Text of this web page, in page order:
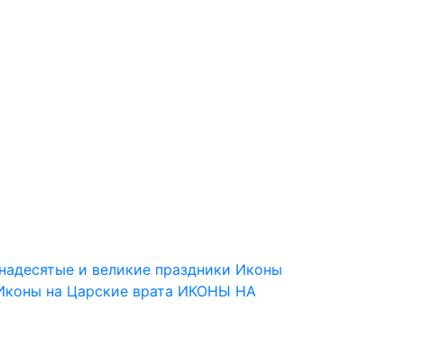
и великие праздники Иконы
на Царские врата ИКОНЫ НА